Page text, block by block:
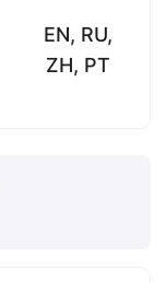
EN, RU,
ZH, PT